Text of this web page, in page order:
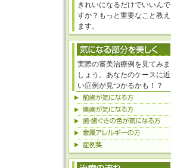
きれいになるだけでいいんで
すか？もっと重要なこと教え
ます。
実際の審美治療例を見てみま
しょう。あなたのケースに近
い症例が見つかるかも！？